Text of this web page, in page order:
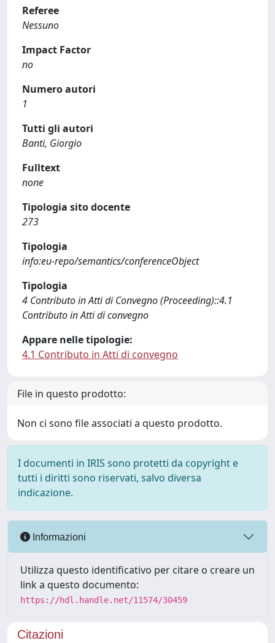
Referee
Nessuno
Impact Factor
no
Numero autori
1
Tutti gli autori
Banti, Giorgio
Fulltext
none
Tipologia sito docente
273
Tipologia
info:eu-repo/semantics/conferenceObject
Tipologia
4 Contributo in Atti di Convegno (Proceeding)::4.1
Contributo in Atti di convegno
Appare nelle tipologie:
4.1 Contributo in Atti di convegno
File in questo prodotto:
Non ci sono file associati a questo prodotto.
I documenti in IRIS sono protetti da copyright e
tutti i diritti sono riservati, salvo diversa
indicazione.
Informazioni
Utilizza questo identificativo per citare o creare un
link a questo documento:
https://hdl.handle.net/11574/30459
Citazioni